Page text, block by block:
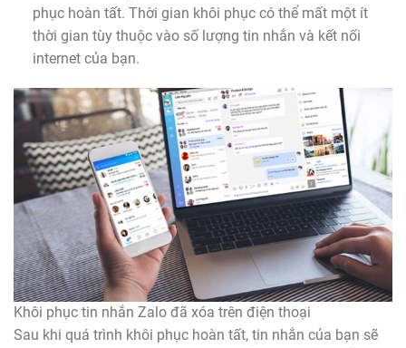
phục hoàn tất. Thời gian khôi phục có thể mất một ít
thời gian tùy thuộc vào số lượng tin nhắn và kết nối
internet của bạn.
Khôi phục tin nhắn Zalo đã xóa trên điện thoại
Sau khi quá trình khôi phục hoàn tất, tin nhắn của bạn sẽ